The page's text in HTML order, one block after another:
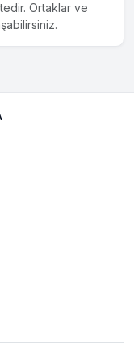
Ortaklar ve